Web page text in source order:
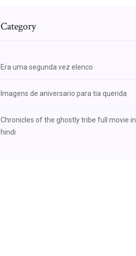
Category
Era uma segunda vez elenco
Imagens de aniversario para tia querida
Chronicles of the ghostly tribe full movie in
hindi